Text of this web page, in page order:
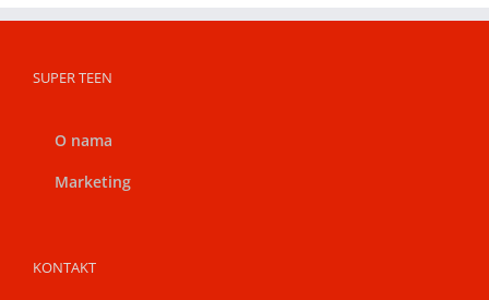
SUPER TEEN
O nama
Marketing
KONTAKT